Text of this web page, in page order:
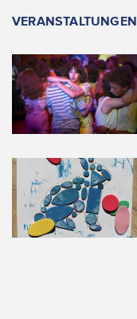
VERANSTALTUNGEN